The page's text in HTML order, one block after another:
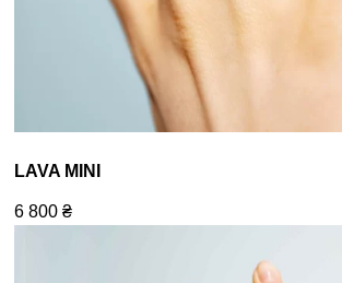
LAVA MINI
6 800₴